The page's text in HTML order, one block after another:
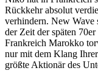
Rückkehr absolut
verhindern. New Wave
der Zeit der späten
Frankreich Marokko
nur mit dem Klang
größte Aktionär des